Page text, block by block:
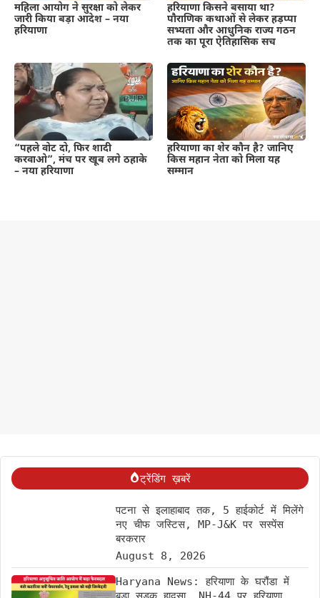
महिला आयोग ने सुरक्षा को लेकर
जारी किया बड़ा आदेश – नया
हरियाणा
हरियाणा किसने बसाया था?
पौराणिक कथाओं से लेकर हड़प्पा
सभ्यता और आधुनिक राज्य गठन
तक का पूरा ऐतिहासिक सच
“पहले वोट दो, फिर शादी
करवाओ”, मंच पर खूब लगे ठहाके
– नया हरियाणा
हरियाणा का शेर कौन है? जानिए
किस महान नेता को मिला यह
सम्मान
ट्रेंडिंग ख़बरें
पटना से इलाहाबाद तक, 5 हाईकोर्ट में मिलेंगे
नए चीफ जस्टिस, MP-J&K पर सस्पेंस
बरकरार
August 8, 2026
Haryana News: हरियाणा के घरौंडा में